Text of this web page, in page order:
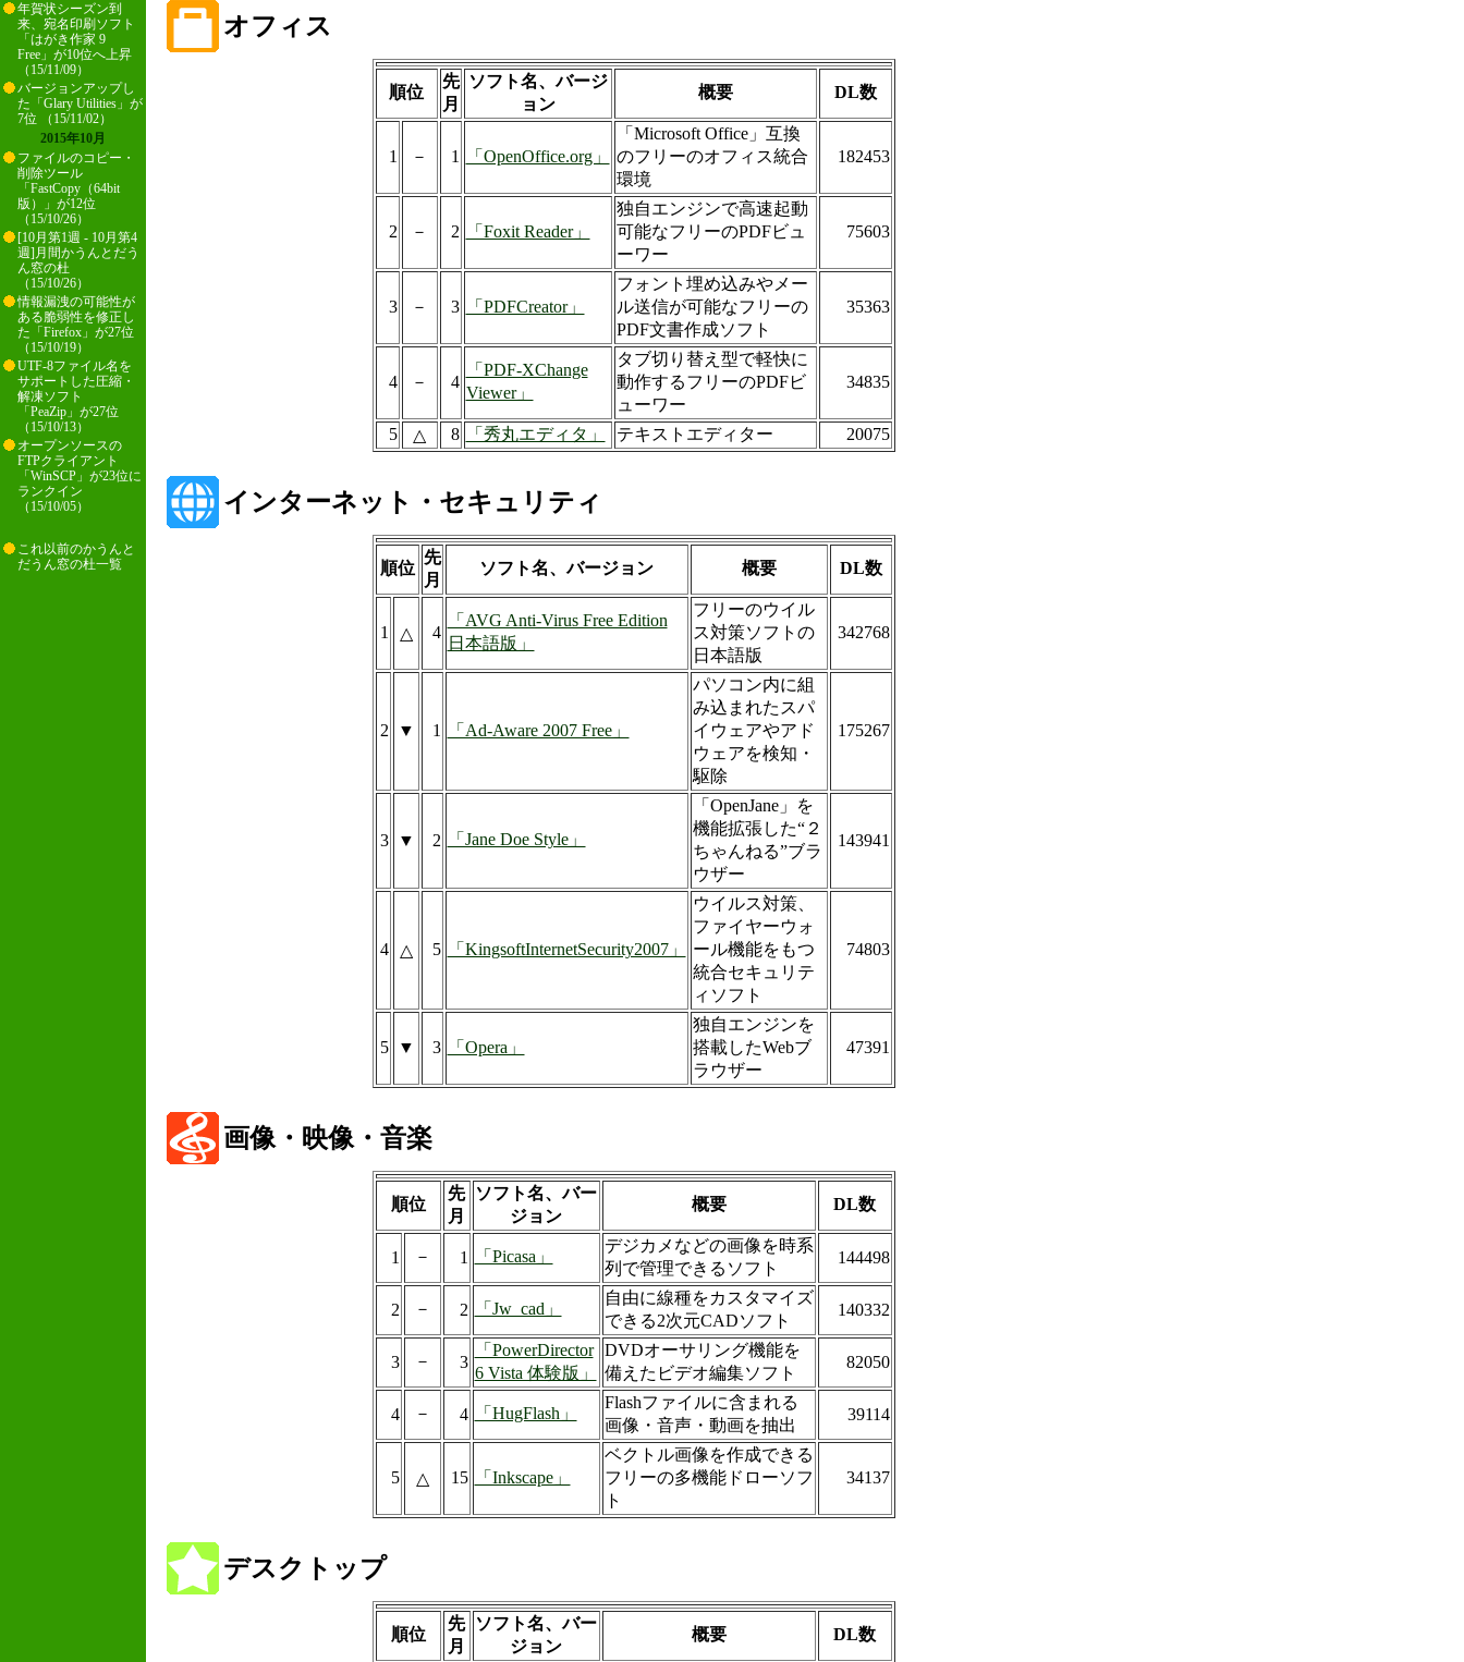
年賀状シーズン到
来、宛名印刷ソフト
「はがき作家 9
Free」が10位へ上昇
（15/11/09）
バージョンアップし
た「Glary Utilities」が
7位 （15/11/02）
2015年10月
ファイルのコピー・
削除ツール
「FastCopy（64bit
版）」が12位
（15/10/26）
[10月第1週 - 10月第4
週]月間かうんとだう
ん窓の杜
（15/10/26）
情報漏洩の可能性が
ある脆弱性を修正し
た「Firefox」が27位
（15/10/19）
UTF-8ファイル名を
サポートした圧縮・
解凍ソフト
「PeaZip」が27位
（15/10/13）
オープンソースの
FTPクライアント
「WinSCP」が23位に
ランクイン
（15/10/05）
これ以前のかうんと
だうん窓の杜一覧
オフィス
順位
先
月
ソフト名、バージ
ョン
概要 DL数
1 － 1 「OpenOffice.org」
「Microsoft Office」互換
のフリーのオフィス統合
環境
182453
2 － 2 「Foxit Reader」
独自エンジンで高速起動
可能なフリーのPDFビュ
ーワー
75603
3 － 3 「PDFCreator」
フォント埋め込みやメー
ル送信が可能なフリーの
PDF文書作成ソフト
35363
4 － 4
「PDF-XChange
Viewer」
タブ切り替え型で軽快に
動作するフリーのPDFビ
ューワー
34835
5 △ 8 「秀丸エディタ」 テキストエディター 20075
インターネット・セキュリティ
順位
先
月
ソフト名、バージョン 概要 DL数
1 △ 4
「AVG Anti-Virus Free Edition
日本語版」
フリーのウイル
ス対策ソフトの
日本語版
342768
2 ▼ 1 「Ad-Aware 2007 Free」
パソコン内に組
み込まれたスパ
イウェアやアド
ウェアを検知・
駆除
175267
3 ▼ 2 「Jane Doe Style」
「OpenJane」を
機能拡張した“２
ちゃんねる”ブラ
ウザー
143941
4 △ 5 「KingsoftInternetSecurity2007」
ウイルス対策、
ファイヤーウォ
ール機能をもつ
統合セキュリテ
ィソフト
74803
5 ▼ 3 「Opera」
独自エンジンを
搭載したWebブ
ラウザー
47391
画像・映像・音楽
順位
先
月
ソフト名、バー
ジョン
概要 DL数
1 － 1 「Picasa」
デジカメなどの画像を時系
列で管理できるソフト
144498
2 － 2 「Jw_cad」
自由に線種をカスタマイズ
できる2次元CADソフト
140332
3 － 3
「PowerDirector
6 Vista 体験版」
DVDオーサリング機能を
備えたビデオ編集ソフト
82050
4 － 4 「HugFlash」
Flashファイルに含まれる
画像・音声・動画を抽出
39114
5 △ 15 「Inkscape」
ベクトル画像を作成できる
フリーの多機能ドローソフ
ト
34137
デスクトップ
順位
先
月
ソフト名、バー
ジョン
概要 DL数